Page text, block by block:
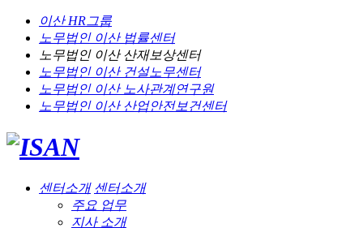
이산 HR그룹
노무법인 이산법률센터
노무법인 이산산재보상센터
노무법인 이산건설노무센터
노무법인 이산노사관계연구원
노무법인 이산산업안전보건센터
센터소개 센터소개
주요 업무
지사 소개